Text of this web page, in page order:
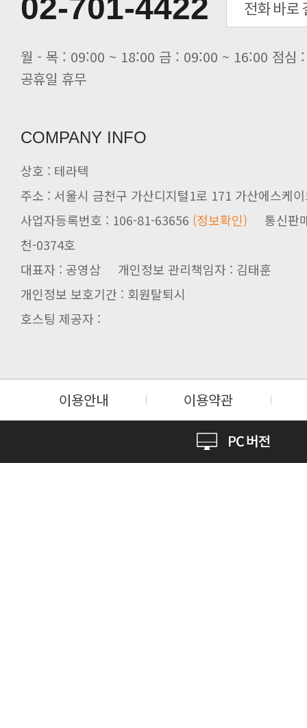
[전자신문] 공영삼 테라텍 대표 “단..
[전자신문] 당신의 AI GPU, 지..
02-701-4422
공휴일 휴무
COMPANY INFO
상호 : 테라텍
주소 : 서울시 금천구 가산디지털1로 171 가산에스케
사업자등록번호 : 106-81-63656 (정보확인)
천-0374호
대표자 : 공영삼 개인정보 관리책임자 : 김태훈
개인정보 보호기간 : 회원탈퇴시
호스팅 제공자 :
이용안내 이용약관